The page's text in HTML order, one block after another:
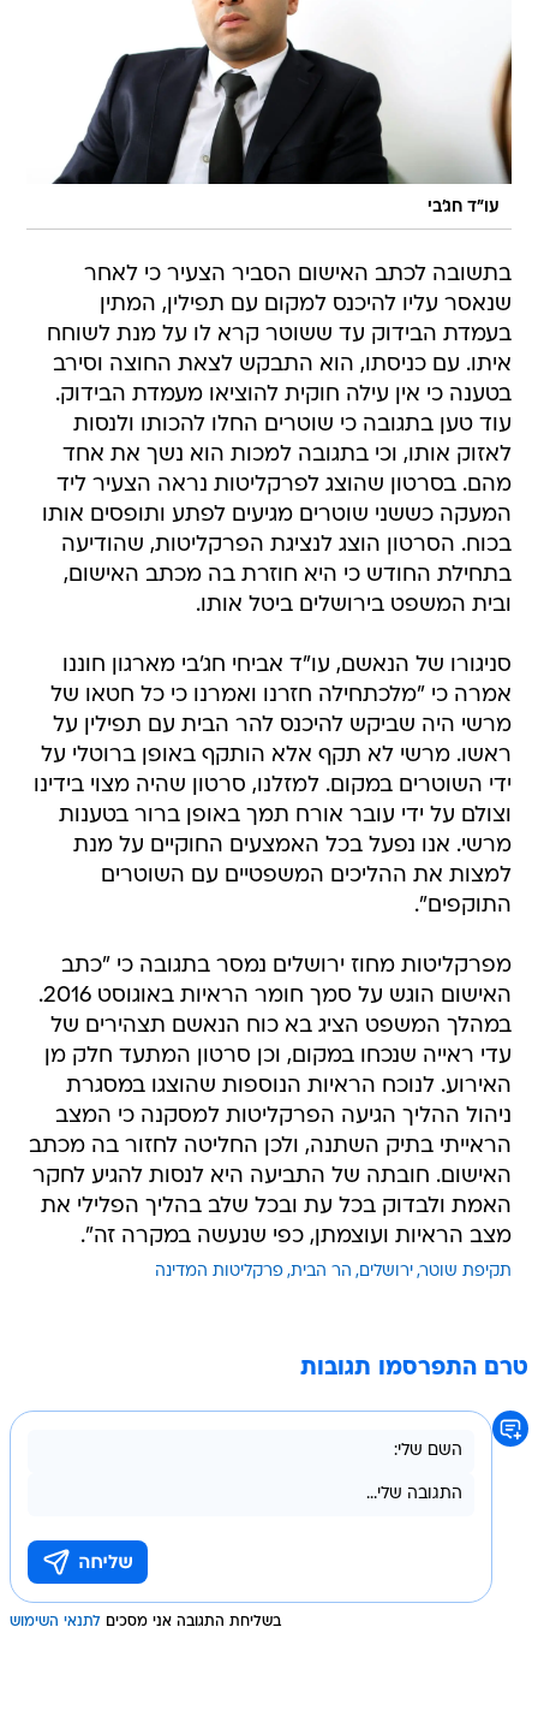
עו"ד חג'בי
בתשובה לכתב האישום הסביר הצעיר כי לאחר
שנאסר עליו להיכנס למקום עם תפילין, המתין
בעמדת הבידוק עד ששוטר קרא לו על מנת לשוחח
איתו. עם כניסתו, הוא התבקש לצאת החוצה וסירב
בטענה כי אין עילה חוקית להוציאו מעמדת הבידוק.
עוד טען בתגובה כי שוטרים החלו להכותו ולנסות
לאזוק אותו, וכי בתגובה למכות הוא נשך את אחד
מהם. בסרטון שהוצג לפרקליטות נראה הצעיר ליד
המעקה כששני שוטרים מגיעים לפתע ותופסים אותו
בכוח. הסרטון הוצג לנציגת הפרקליטות, שהודיעה
בתחילת החודש כי היא חוזרת בה מכתב האישום,
ובית המשפט בירושלים ביטל אותו.
סניגורו של הנאשם, עו"ד אביחי חג'בי מארגון חוננו
אמרה כי "מלכתחילה חזרנו ואמרנו כי כל חטאו של
מרשי היה שביקש להיכנס להר הבית עם תפילין על
ראשו. מרשי לא תקף אלא הותקף באופן ברוטלי על
ידי השוטרים במקום. למזלנו, סרטון שהיה מצוי בידינו
וצולם על ידי עובר אורח תמך באופן ברור בטענות
מרשי. אנו נפעל בכל האמצעים החוקיים על מנת
למצות את ההליכים המשפטיים עם השוטרים
התוקפים".
מפרקליטות מחוז ירושלים נמסר בתגובה כי "כתב
האישום הוגש על סמך חומר הראיות באוגוסט 2016.
במהלך המשפט הציג בא כוח הנאשם תצהירים של
עדי ראייה שנכחו במקום, וכן סרטון המתעד חלק מן
האירוע. לנוכח הראיות הנוספות שהוצגו במסגרת
ניהול ההליך הגיעה הפרקליטות למסקנה כי המצב
הראייתי בתיק השתנה, ולכן החליטה לחזור בה מכתב
האישום. חובתה של התביעה היא לנסות להגיע לחקר
האמת ולבדוק בכל עת ובכל שלב בהליך הפלילי את
מצב הראיות ועוצמתן, כפי שנעשה במקרה זה".
תקיפת שוטר ירושלים הר הבית פרקליטות המדינה
טרם התפרסמו תגובות
בשליחת התגובה אני מסכים לתנאי השימוש